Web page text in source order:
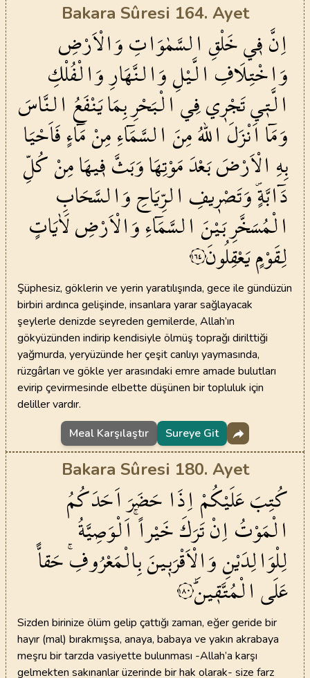
Bakara Sûresi 164. Ayet
اِنَّف۪يخَلْقِ السَّمٰوَاتِوَالْاَرْضِ
وَاخْتِلَافِالَّيْلِوَالنَّهَارِوَالْفُلْكِ
الَّت۪يتَجْر۪يفِيالْبَحْرِبِمَايَنْفَعُ النَّاسَ
وَمَٓااَنْزَلَ اللّٰهُمِنَ السَّمَٓاءِمِنْمَٓاءٍفَاَحْيَا
بِهِ الْاَرْضَبَعْدَمَوْتِهَاوَبَثَّف۪يهَامِنْكُلِّ
دَٓابَّةٍۖوَتَصْر۪يفِ الرِّيَاحِوَالسَّحَابِ
الْمُسَخَّرِبَيْنَ السَّمَٓاءِوَالْاَرْضِلَاٰيَاتٍ
لِقَوْمٍيَعْقِلُونَ١٦٤
Şüphesiz, göklerin ve yerin yaratılışında, gece ile gündüzün
birbiri ardınca gelişinde, insanlara yarar sağlayacak
şeylerle denizde seyreden gemilerde, Allah’ın
gökyüzünden indirip kendisiyle ölmüş toprağı dirilttiği
yağmurda, yeryüzünde her çeşit canlıyı yaymasında,
rüzgârları ve gökle yer arasındaki emre amade bulutları
evirip çevirmesinde elbette düşünen bir topluluk için
deliller vardır.
Meal Karşılaştır
Sureye Git
Bakara Sûresi 180. Ayet
كُتِبَعَلَيْكُمْاِذَا حَضَرَاَحَدَكُمُ
الْمَوْتُاِنْتَرَكَخَيْراًۚاَلْوَصِيَّةُ
لِلْوَالِدَيْنِوَالْاَقْرَب۪ينَبِالْمَعْرُوفِۚحَقاًّ
عَلَىالْمُتَّق۪ينَۜ١٨٠
Sizden birinize ölüm gelip çattığı zaman, eğer geride bir
hayır (mal) bırakmışsa, anaya, babaya ve yakın akrabaya
meşru bir tarzda vasiyette bulunması -Allah’a karşı
gelmekten sakınanlar üzerinde bir hak olarak- size farz